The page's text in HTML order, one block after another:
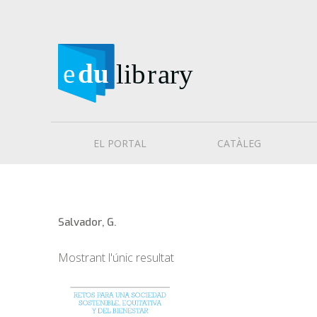
EL PORTAL CATÀLEG
Salvador, G.
Mostrant l'únic resultat